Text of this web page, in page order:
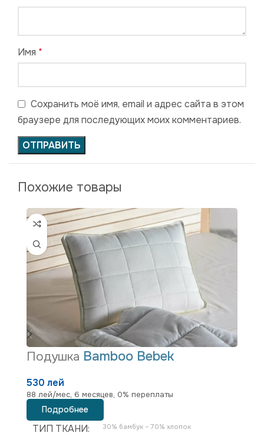
Имя *
Сохранить моё имя, email и адрес сайта в этом
браузере для последующих моих комментариев.
Похожие товары
Подушка Bamboo Bebek
530 лей
88 лей/мес, 6 месяцев, 0% переплаты
Подробнее
ТИП ТКАНИ 30% бамбук – 70% хлопок